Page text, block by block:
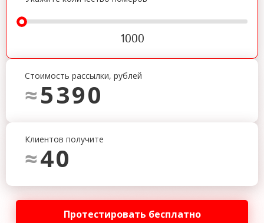
1000
Стоимость рассылки, рублей
≈5390
Клиентов получите
≈40
Протестировать бесплатно